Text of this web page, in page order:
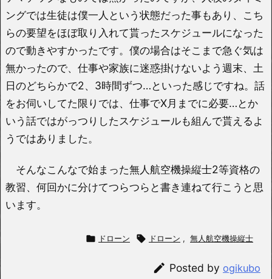
ングでは生徒は僕一人という状態だった事もあり、こち
らの要望をほぼ取り入れて貰ったスケジュールになった
ので動きやすかったです。僕の場合はそこまで急ぐ気は
無かったので、仕事や家族に迷惑掛けないよう週末、土
日のどちらかで2、3時間ずつ…といった感じですね。話
をお伺いしてた限りでは、仕事でX月までに必要…とか
いう話ではがっつりしたスケジュールも組んで貰えるよ
うではありました。
そんなこんなで始まった無人航空機操縦士2等資格の
教習、何回かに分けてつらつらと書き連ねて行こうと思
います。
 ドローン  ドローン , 無人航空機操縦士
 Posted by ogikubo